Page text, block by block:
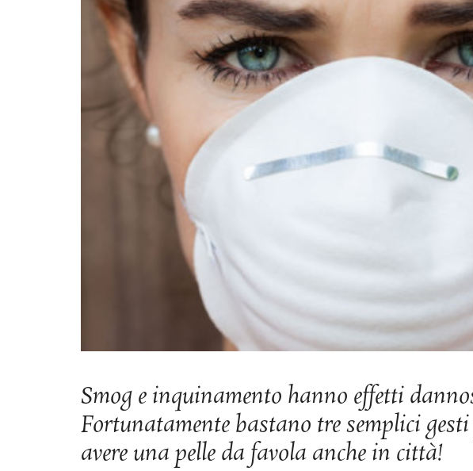
Smog e inquinamento hanno effetti
Fortunatamente bastano tre semplici
avere una pelle da favola anche in città!